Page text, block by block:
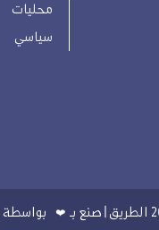
محليات
سياسي
❤️ بواسطة